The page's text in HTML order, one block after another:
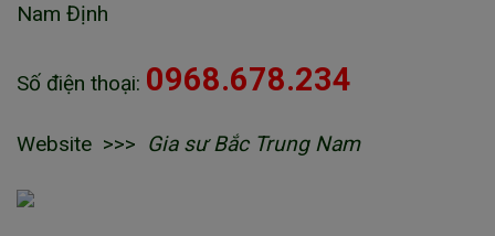
Nam Định
Số điện thoại: 0968.678.234
Website >>> Gia sư Bắc Trung Nam